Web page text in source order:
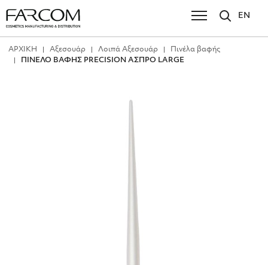
EN
ΑΡΧΙΚΗ Αξεσουάρ Λοιπά Αξεσουάρ
Πινέλα βαφής
ΠΙΝΕΛΟ ΒΑΦΗΣ PRECISION ΑΣΠΡΟ LARGE